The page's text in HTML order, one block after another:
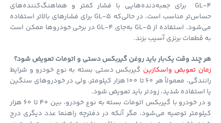
GL-4 برای جعبه‌دنده‌هایی با فشار کمتر و هماهنگ‌کننده‌های
حساس‌تر مناسب است، در حالی‌که GL-5 برای فشارهای بالاتر استفاده
می‌شود. استفاده از GL-5 به‌جای GL-4 در برخی خودروها ممکن است
برنزی آسیب بزند.
چند وقت یک‌بار باید روغن گیربکس دستی و اتومات تعویض شود؟
تعوبض واسکازینگیربکس دستی بسته به نوع خودرو و شرایط
رانندگی، معمولاً هر 60 تا 100 هزار کیلومتر، ولی در خودروهای سنگین
شدید، زودتر باید تعویض شود.
و در خودرو با گیربکس اتومات بسته به نوع خودرو، بین 40 تا 60 هزار
توصیه می‌شود، مگر آنکه در دفترچه راهنما عدد دیگری درج